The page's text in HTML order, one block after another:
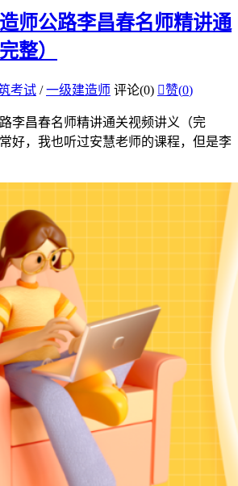
师公路李昌春名师精讲通
整）
考试 /一级建造师 评论(0) 赞(0)
李昌春名师精讲通关视频讲义（完
好，我也听过安慧老师的课程，但是李